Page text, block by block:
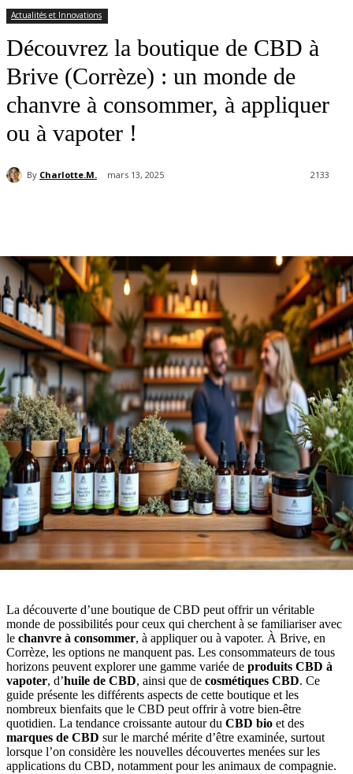
Actualités et Innovations
Découvrez la boutique de CBD à
Brive (Corrèze) : un monde de
chanvre à consommer, à appliquer
ou à vapoter !
By Charlotte.M. mars 13, 2025 2133
La découverte d’une boutique de CBD peut offrir un véritable
monde de possibilités pour ceux qui cherchent à se familiariser avec
le chanvre à consommer, à appliquer ou à vapoter. À Brive, en
Corrèze, les options ne manquent pas. Les consommateurs de tous
horizons peuvent explorer une gamme variée de produits CBD à
vapoter, d’huile de CBD, ainsi que de cosmétiques CBD. Ce
guide présente les différents aspects de cette boutique et les
nombreux bienfaits que le CBD peut offrir à votre bien-être
quotidien. La tendance croissante autour du CBD bio et des
marques de CBD sur le marché mérite d’être examinée, surtout
lorsque l’on considère les nouvelles découvertes menées sur les
applications du CBD, notamment pour les animaux de compagnie.